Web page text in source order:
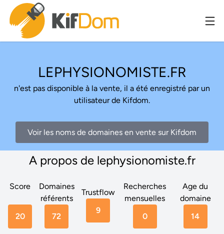
LEPHYSIONOMISTE.FR
n'est pas disponible à la vente, il a été enregistré par un
utilisateur de Kifdom.
Voir les noms de domaines en vente sur Kifdom
A propos de lephysionomiste.fr
Score
20
Domaines
référents
72
Trustflow
9
Recherches
mensuelles
0
Age du
domaine
14